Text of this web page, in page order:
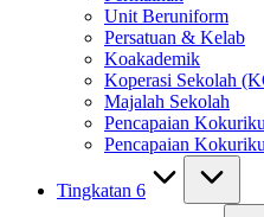
Unit Beruniform
Persatuan & Kelab
Koakademik
Koperasi Sekolah
Majalah Sekolah
Pencapaian
Pencapaian
Tingkatan 6